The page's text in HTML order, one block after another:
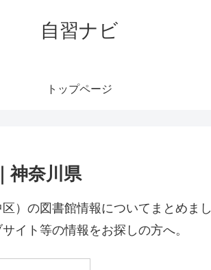
自習ナビ
トップページ
神奈川県
）の図書館情報についてまとめまし
イト等の情報をお探しの方へ。